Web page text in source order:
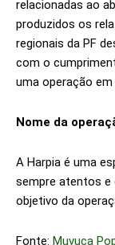
relacionadas ao
produzidos os
regionais da PF
com o
uma operação
Nome da
A Harpia é uma
sempre atentos e
objetivo da
Fonte: Muvuca